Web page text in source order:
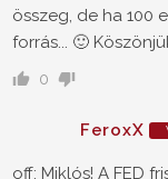
összeg, de ha 100
forrás... 🙂
0
FeroxX
off: Miklós! A FED